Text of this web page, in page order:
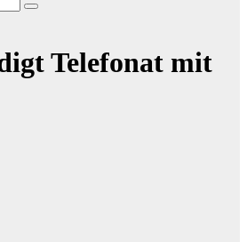
Telefonat mit